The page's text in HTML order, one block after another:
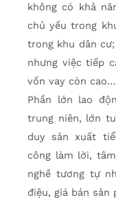
không có khả
chủ yếu trong
trong khu dân
nhưng việc tiếp
vốn vay còn cao…
Phần lớn lao
trung niên, lớn
duy sản xuất
công làm lời,
nghề tương tự
điệu, giá bán sản